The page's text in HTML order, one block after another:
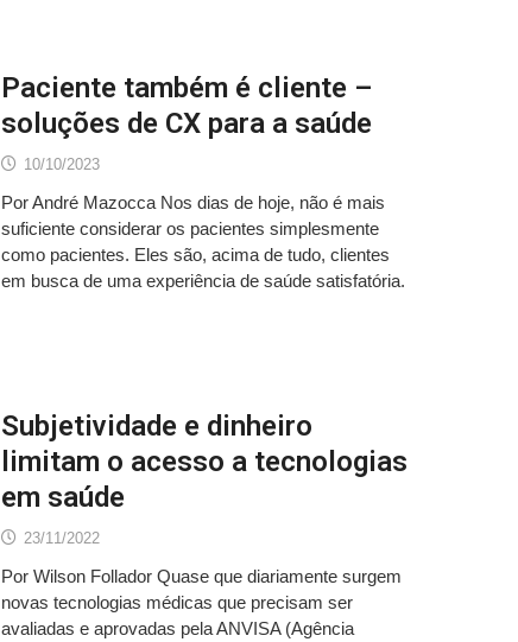
Paciente também é cliente –
soluções de CX para a saúde
10/10/2023
Por André Mazocca Nos dias de hoje, não é mais
suficiente considerar os pacientes simplesmente
como pacientes. Eles são, acima de tudo, clientes
em busca de uma experiência de saúde satisfatória.
Subjetividade e dinheiro
limitam o acesso a tecnologias
em saúde
23/11/2022
Por Wilson Follador Quase que diariamente surgem
novas tecnologias médicas que precisam ser
avaliadas e aprovadas pela ANVISA (Agência